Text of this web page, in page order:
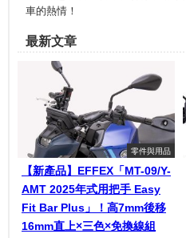
車的熱情！
最新文章
零件與用品
【新產品】EFFEX「MT-09/Y-
AMT 2025年式用把手 Easy
Fit Bar Plus」！高7mm後移
16mm直上×三色×免換線組